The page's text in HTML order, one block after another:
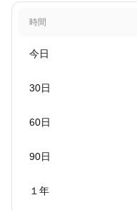
時間
今日
30日
60日
90日
１年